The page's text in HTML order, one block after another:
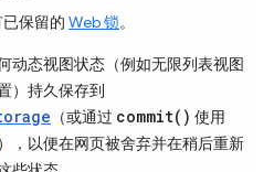
保留的 Web 锁。
动态视图状态（例如无限列表视图
）持久保存到
（或通过 commit() 使用
），以便在网页被舍弃并在稍后重新